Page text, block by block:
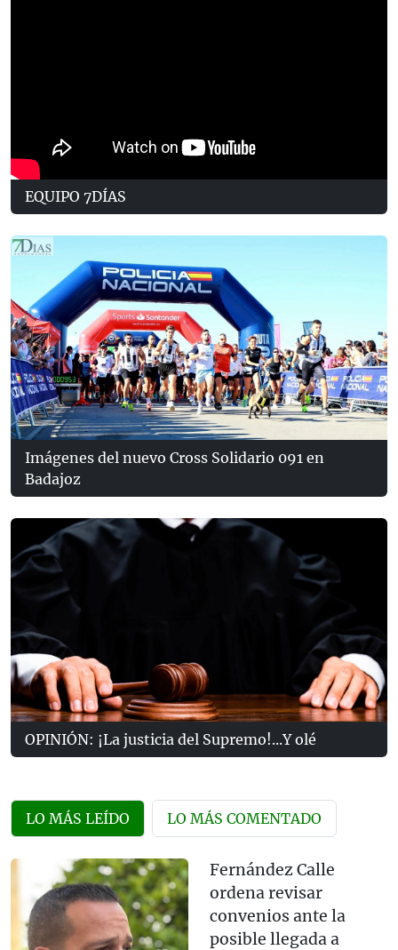
EQUIPO 7DÍAS
Imágenes del nuevo Cross Solidario 091 en
Badajoz
OPINIÓN: ¡La justicia del Supremo!...Y olé
LO MÁS LEÍDO LO MÁS COMENTADO
Fernández Calle
ordena revisar
convenios ante la
posible llegada a